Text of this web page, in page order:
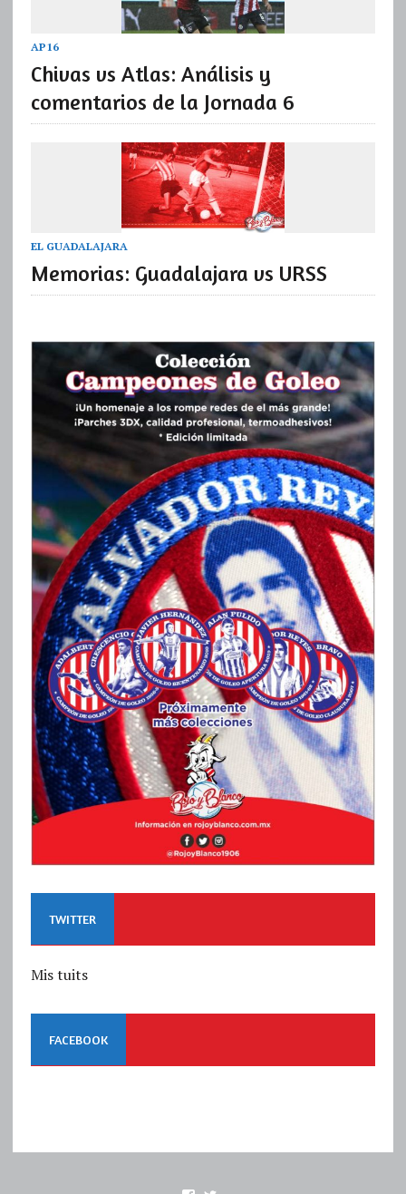
AP16
Chivas vs Atlas: Análisis y
comentarios de la Jornada 6
EL GUADALAJARA
Memorias: Guadalajara vs URSS
TWITTER
Mis tuits
FACEBOOK